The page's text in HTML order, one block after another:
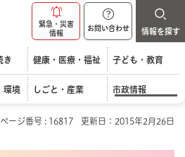
緊急・災害
情報
お問い合わせ 情報を探す
き 健康・医療・福祉 子ども・教育
環境 しごと・産業 市政情報
ページ番号 : 16817 更新日：2015年2月26日